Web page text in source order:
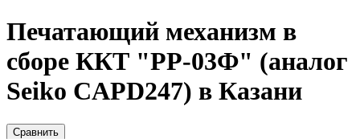
Печатающий механизм в
сборе ККТ "РР-03Ф" (аналог
Seiko CAPD247) в Казани
Сравнить